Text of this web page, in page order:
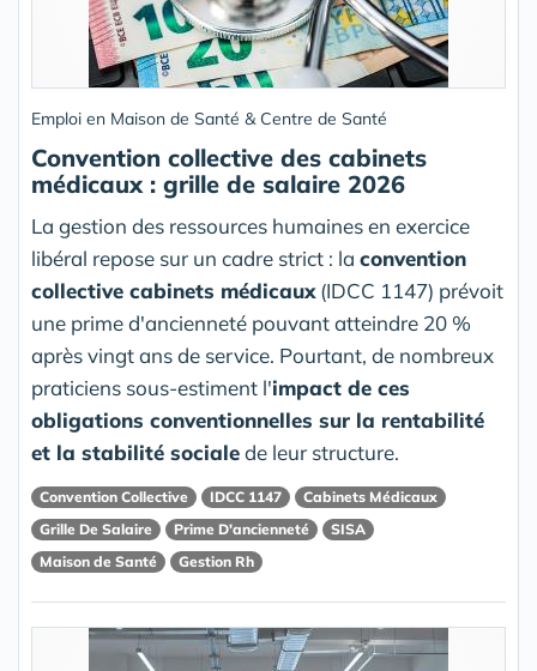
Emploi en Maison de Santé & Centre de Santé
Convention collective des cabinets
médicaux : grille de salaire 2026
La gestion des ressources humaines en exercice
libéral repose sur un cadre strict : la convention
collective cabinets médicaux(IDCC 1147) prévoit
une prime d'ancienneté pouvant atteindre 20 %
après vingt ans de service. Pourtant, de nombreux
praticiens sous-estiment l'impact de ces
obligations conventionnelles sur la rentabilité
et la stabilité socialede leur structure.
Convention Collective IDCC 1147
Cabinets Médicaux
Grille De Salaire
Prime D'ancienneté
SISA
Maison de Santé
Gestion Rh